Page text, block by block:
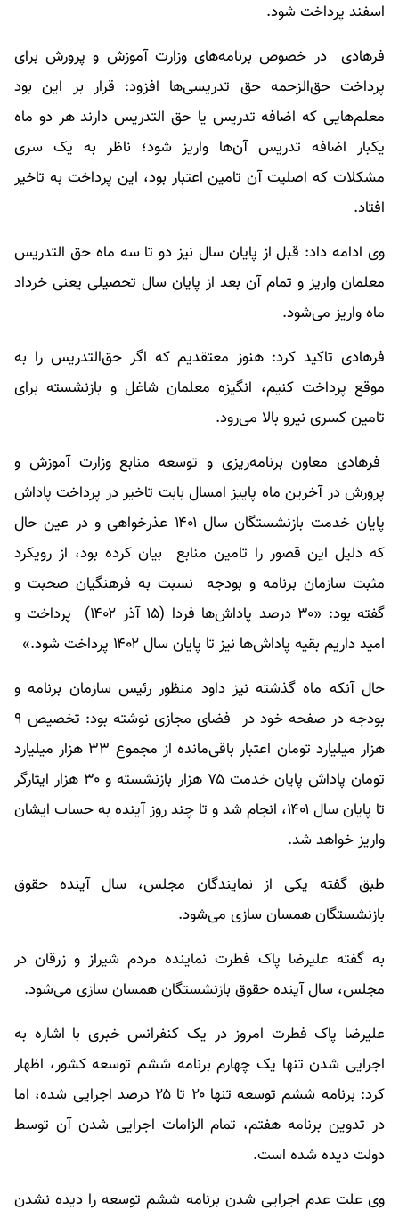
اسفند پرداخت شود.
فرهادی در خصوص برنامه‌های وزارت آموزش و پرورش برای
پرداخت حق‌الزحمه حق تدریسی‌ها افزود: قرار بر این بود
معلم‌هایی که اضافه تدریس یا حق التدریس دارند هر دو ماه
یکبار اضافه تدریس آن‌ها واریز شود؛ ناظر به یک سری
مشکلات که اصلیت آن تامین اعتبار بود، این پرداخت به تاخیر
افتاد.
وی ادامه داد: قبل از پایان سال نیز دو تا سه ماه حق التدریس
معلمان واریز و تمام آن بعد از پایان سال تحصیلی یعنی خرداد
ماه واریز می‌شود.
فرهادی تاکید کرد: هنوز معتقدیم که اگر حق‌التدریس را به
موقع پرداخت کنیم، انگیزه معلمان شاغل و بازنشسته برای
تامین کسری نیرو بالا می‌رود.
فرهادی معاون برنامه‌ریزی و توسعه منابع وزارت آموزش و
پرورش در آخرین ماه پاییز امسال بابت تاخیر در پرداخت پاداش
پایان خدمت بازنشستگان سال ۱۴۰۱ عذرخواهی و در عین حال
که دلیل این قصور را تامین منابع بیان کرده بود، از رویکرد
مثبت سازمان برنامه و بودجه نسبت به فرهنگیان صحبت و
گفته بود: «۳۰ درصد پاداش‌ها فردا (۱۵ آذر ۱۴۰۲) پرداخت و
امید داریم بقیه پاداش‌ها نیز تا پایان سال ۱۴۰۲ پرداخت شود.»
حال آنکه ماه گذشته نیز داود منظور رئیس سازمان برنامه و
بودجه در صفحه خود در فضای مجازی نوشته بود: تخصیص ۹
هزار میلیارد تومان اعتبار باقی‌مانده از مجموع ۳۳ هزار میلیارد
تومان پاداش پایان خدمت ۷۵ هزار بازنشسته و ۳۰ هزار ایثارگر
تا پایان سال ۱۴۰۱، انجام شد و تا چند روز آینده به حساب ایشان
واریز خواهد شد.
طبق گفته یکی از نمایندگان مجلس، سال آینده حقوق
بازنشستگان همسان سازی می‌شود.
به گفته علیرضا پاک فطرت نماینده مردم شیراز و زرقان در
مجلس، سال آینده حقوق بازنشستگان همسان سازی می‌شود.
علیرضا پاک فطرت امروز در یک کنفرانس خبری با اشاره به
اجرایی شدن تنها یک چهارم برنامه ششم توسعه کشور، اظهار
کرد: برنامه ششم توسعه تنها ۲۰ تا ۲۵ درصد اجرایی شده، اما
در تدوین برنامه هفتم، تمام الزامات اجرایی شدن آن توسط
دولت دیده شده است.
وی علت عدم اجرایی شدن برنامه ششم توسعه را دیده نشدن